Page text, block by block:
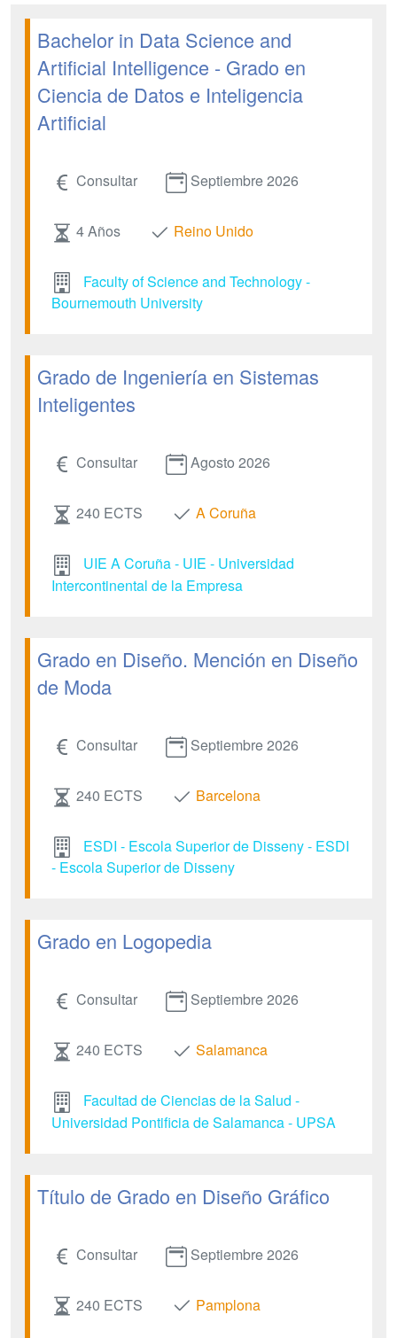
Bachelor in Data Science and
Artificial Intelligence - Grado en
Ciencia de Datos e Inteligencia
Artificial
Consultar Septiembre 2026
4 Años Reino Unido
Faculty of Science and Technology -
Bournemouth University
Grado de Ingeniería en Sistemas
Inteligentes
Consultar Agosto 2026
240 ECTS A Coruña
UIE A Coruña - UIE - Universidad
Intercontinental de la Empresa
Grado en Diseño. Mención en Diseño
de Moda
Consultar Septiembre 2026
240 ECTS Barcelona
ESDI - Escola Superior de Disseny - ESDI
- Escola Superior de Disseny
Grado en Logopedia
Consultar Septiembre 2026
240 ECTS Salamanca
Facultad de Ciencias de la Salud -
Universidad Pontificia de Salamanca - UPSA
Título de Grado en Diseño Gráfico
Consultar Septiembre 2026
240 ECTS Pamplona